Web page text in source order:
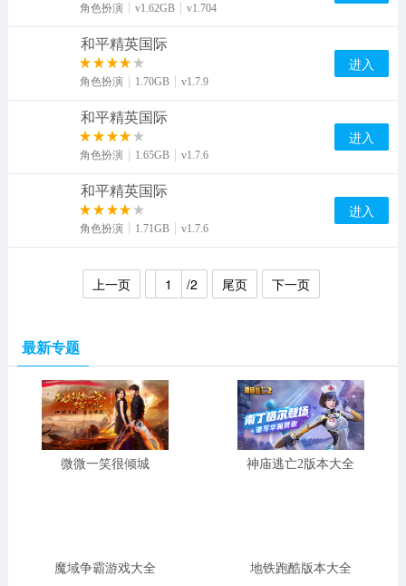
角色扮演 v1.62GB v1.704
和平精英国际
角色扮演 1.70GB v1.7.9
进入
和平精英国际
角色扮演 1.65GB v1.7.6
进入
和平精英国际
角色扮演 1.71GB v1.7.6
进入
上一页 1 /2 尾页 下一页
最新专题
微微一笑很倾城 神庙逃亡2版本大全
魔域争霸游戏大全 地铁跑酷版本大全